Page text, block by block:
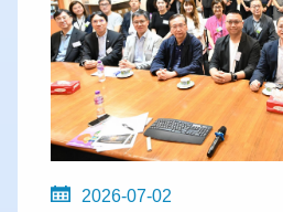
2026-07-02